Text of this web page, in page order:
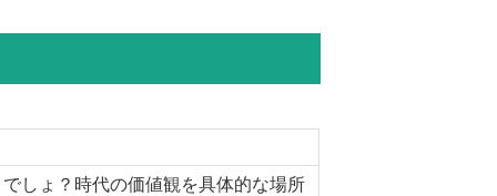
しょ？時代の価値観を具体的な場所